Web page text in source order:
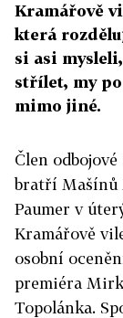
Kramářově
která
si asi
střílet, my
mimo jiné.
Člen
bratří Mašínů
Paumer v
Kramářově
osobní
premiéra
Topolánka.